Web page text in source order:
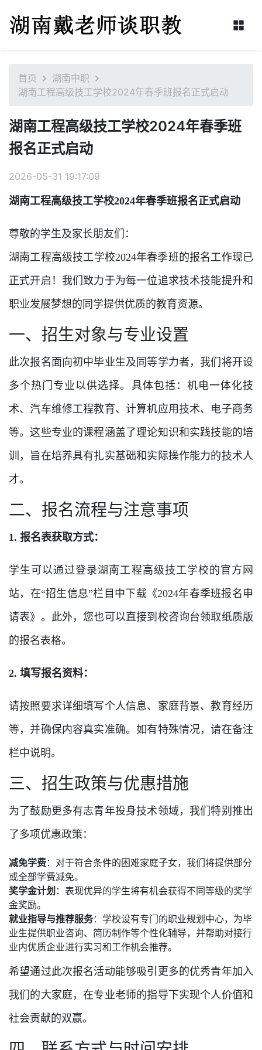
首页
湖南中职
湖南工程高级技工学校2024年春季班报名正式启动
湖南工程高级技工学校2024年春季班
报名正式启动
2026-05-31 19:17:09
湖南工程高级技工学校2024年春季班报名正式启动
尊敬的学生及家长朋友们：
湖南工程高级技工学校2024年春季班的报名工作现已
正式开启！我们致力于为每一位追求技术技能提升和
职业发展梦想的同学提供优质的教育资源。
一、招生对象与专业设置
此次报名面向初中毕业生及同等学力者，我们将开设
多个热门专业以供选择。具体包括：机电一体化技
术、汽车维修工程教育、计算机应用技术、电子商务
等。这些专业的课程涵盖了理论知识和实践技能的培
训，旨在培养具有扎实基础和实际操作能力的技术人
才。
二、报名流程与注意事项
1. 报名表获取方式：
学生可以通过登录湖南工程高级技工学校的官方网
站，在“招生信息”栏目中下载《2024年春季班报名申
请表》。此外，您也可以直接到校咨询台领取纸质版
的报名表格。
2. 填写报名资料：
请按照要求详细填写个人信息、家庭背景、教育经历
等，并确保内容真实准确。如有特殊情况，请在备注
栏中说明。
三、招生政策与优惠措施
为了鼓励更多有志青年投身技术领域，我们特别推出
了多项优惠政策：
减免学费：对于符合条件的困难家庭子女，我们将提供部分
或全部学费减免。
奖学金计划 ：表现优异的学生将有机会获得不同等级的奖学
金奖励。
就业指导与推荐服务：学校设有专门的职业规划中心，为毕
业生提供职业咨询、简历制作等个性化辅导，并帮助对接行
业内优质企业进行实习和工作机会推荐。
希望通过此次报名活动能够吸引更多的优秀青年加入
我们的大家庭，在专业老师的指导下实现个人价值和
社会贡献的双赢。